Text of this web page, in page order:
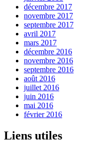
décembre 2017
novembre 2017
septembre 2017
avril 2017
mars 2017
décembre 2016
novembre 2016
septembre 2016
août 2016
juillet 2016
juin 2016
mai 2016
février 2016
Liens utiles